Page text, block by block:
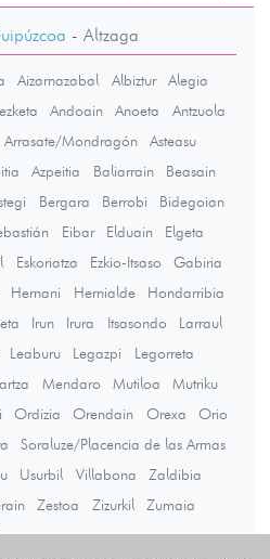
- Altzaga
Aizarnazabal Albiztur
Alegia
Andoain Anoeta
Antzuola
Arrasate/Mondragón
Asteasu
Azpeitia Baliarrain
Beasain
Bergara Berrobi
Bidegoian
Eibar Elduain
Elgeta
Eskoriatza Ezkio-Itsaso
Gabiria
Hernani Hernialde
Hondarribia
Irun Irura Itsasondo
Larraul
Leaburu Legazpi
Legorreta
Mendaro Mutiloa
Mutriku
Ordizia Orendain Orexa
Orio
Soraluze/Placencia de las Armas
Usurbil Villabona
Zaldibia
Zestoa Zizurkil
Zumaia